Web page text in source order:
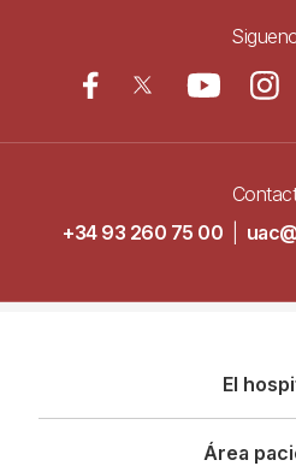
+34 93 260 75 00
principal
El
Área